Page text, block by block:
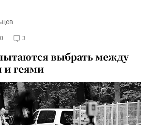
3
выбрать между
и геями